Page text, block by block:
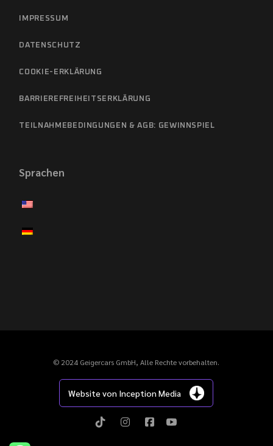
IMPRESSUM
DATENSCHUTZ
COOKIE-ERKLÄRUNG
BARRIEREFREIHEITSERKLÄRUNG
TEILNAHMEBEDINGUNGEN & AGB: GEWINNSPIEL
Sprachen
© 2024 Geigercars GmbH, Alle Rechte vorbehalten.
Website von Inception Media